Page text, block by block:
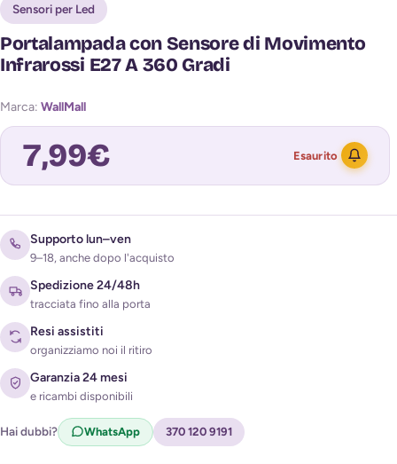
Sensori per Led
Portalampada con Sensore di Movimento
Infrarossi E27 A 360 Gradi
Marca: WallMall
7,99€ Esaurito
Acconsento al trattamento dei miei dati per ricevere
l'avviso di disponibilità (
Privacy Policy)
Supporto lun–ven
9–18, anche dopo l'acquisto
Spedizione 24/48h
tracciata fino alla porta
Resi assistiti
organizziamo noi il ritiro
Garanzia 24 mesi
e ricambi disponibili
Hai dubbi? WhatsApp 370 120 9191